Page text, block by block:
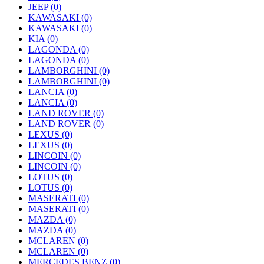
JEEP(0)
KAWASAKI (0)
KAWASAKI (0)
KIA (0)
LAGONDA (0)
LAGONDA (0)
LAMBORGHINI (0)
LAMBORGHINI (0)
LANCIA (0)
LANCIA (0)
LAND ROVER (0)
LAND ROVER (0)
LEXUS (0)
LEXUS (0)
LINCOIN (0)
LINCOIN (0)
LOTUS (0)
LOTUS (0)
MASERATI (0)
MASERATI (0)
MAZDA (0)
MAZDA (0)
MCLAREN (0)
MCLAREN (0)
MERCEDES BENZ (0)